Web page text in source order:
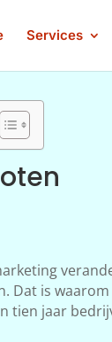
Services
Dat is
tien jaar